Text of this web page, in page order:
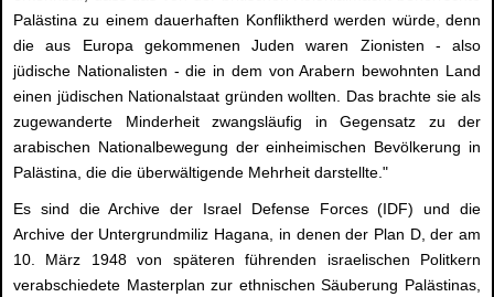
Palästina zu einem dauerhaften Konfliktherd werden würde, denn
die aus Europa gekommenen Juden waren Zionisten - also
jüdische Nationalisten - die in dem von Arabern bewohnten Land
einen jüdischen Nationalstaat gründen wollten. Das brachte sie als
zugewanderte Minderheit zwangsläufig in Gegensatz zu der
arabischen Nationalbewegung der einheimischen Bevölkerung in
Palästina, die die überwältigende Mehrheit darstellte."
Es sind die Archive der Israel Defense Forces (IDF) und die
Archive der Untergrundmiliz Hagana, in denen der Plan D, der am
10. März 1948 von späteren führenden israelischen Politkern
verabschiedete Masterplan zur ethnischen Säuberung Palästinas,